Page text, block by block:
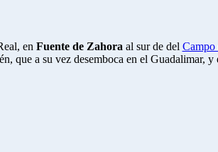
en Fuente de Zahora al sur de del
, que a su vez desemboca en el Guadalimar, y